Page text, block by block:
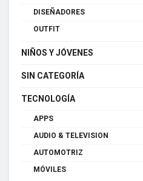
DISEÑADORES
OUTFIT
NIÑOS Y JÓVENES
SIN CATEGORÍA
TECNOLOGÍA
APPS
AUDIO & TELEVISION
AUTOMOTRIZ
MÓVILES